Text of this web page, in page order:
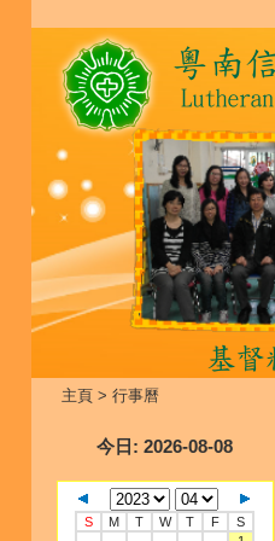
主頁> 行事曆
今日 : 2026-08-08
S M T W T F
S